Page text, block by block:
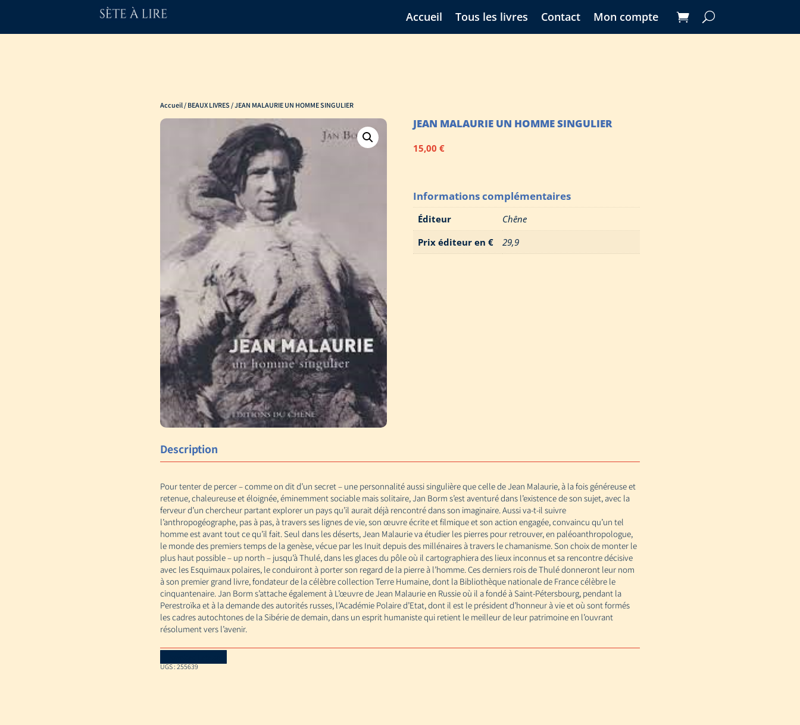
Accueil Tous les livres Contact Mon compte
Accueil/ BEAUX LIVRES / JEAN MALAURIE UN HOMME SINGULIER
JEAN MALAURIE UN HOMME SINGULIER
15,00€
Informations complémentaires
Éditeur
Chêne
Prix éditeur en €
29,9
Description
Pour tenter de percer – comme on dit d’un secret – une personnalité aussi singulière que celle de Jean Malaurie, à la fois généreuse et
retenue, chaleureuse et éloignée, éminemment sociable mais solitaire, Jan Borm s’est aventuré dans l’existence de son sujet, avec la
ferveur d’un chercheur partant explorer un pays qu’il aurait déjà rencontré dans son imaginaire. Aussi va-t-il suivre
l’anthropogéographe, pas à pas, à travers ses lignes de vie, son œuvre écrite et filmique et son action engagée, convaincu qu’un tel
homme est avant tout ce qu’il fait. Seul dans les déserts, Jean Malaurie va étudier les pierres pour retrouver, en paléoanthropologue,
le monde des premiers temps de la genèse, vécue par les Inuit depuis des millénaires à travers le chamanisme. Son choix de monter le
plus haut possible – up north – jusqu’à Thulé, dans les glaces du pôle où il cartographiera des lieux inconnus et sa rencontre décisive
avec les Esquimaux polaires, le conduiront à porter son regard de la pierre à l’homme. Ces derniers rois de Thulé donneront leur nom
à son premier grand livre, fondateur de la célèbre collection Terre Humaine, dont la Bibliothèque nationale de France célèbre le
cinquantenaire. Jan Borm s’attache également à L’œuvre de Jean Malaurie en Russie où il a fondé à Saint-Pétersbourg, pendant la
Perestroïka et à la demande des autorités russes, l’Académie Polaire d’Etat, dont il est le président d’honneur à vie et où sont formés
les cadres autochtones de la Sibérie de demain, dans un esprit humaniste qui retient le meilleur de leur patrimoine en l’ouvrant
résolument vers l’avenir.
UGS :255639